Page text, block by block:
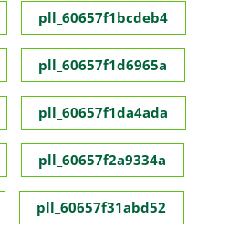
pll_60657f1bcdeb4
pll_60657f1d6965a
pll_60657f1da4ada
pll_60657f2a9334a
pll_60657f31abd52